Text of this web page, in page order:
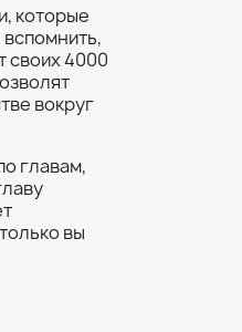
которые
своих 4000
вокруг
главам,
вы